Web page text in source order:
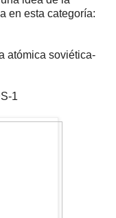
en esta categoría:
atómica soviética-
1